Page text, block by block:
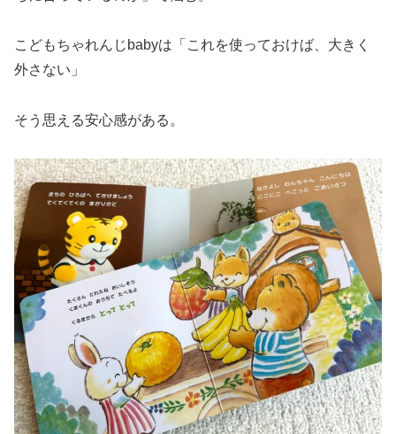
こどもちゃれんじbabyは「これを使っておけば、大きく
外さない」
そう思える安心感がある。